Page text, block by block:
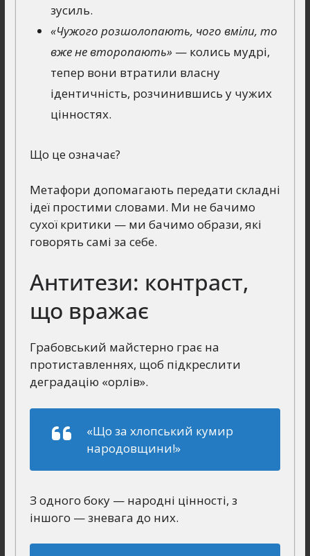
зусиль.
«Чужого розшолопають, чого вміли, то
вже не второпають»— колись мудрі,
тепер вони втратили власну
ідентичність, розчинившись у чужих
цінностях.
Що це означає?
Метафори допомагають передати складні
ідеї простими словами. Ми не бачимо
сухої критики — ми бачимо образи, які
говорять самі за себе.
Антитези: контраст,
що вражає
Грабовський майстерно грає на
протиставленнях, щоб підкреслити
деградацію «орлів».
«Що за хлопський кумир
народовщини!»
З одного боку — народні цінності, з
іншого — зневага до них.